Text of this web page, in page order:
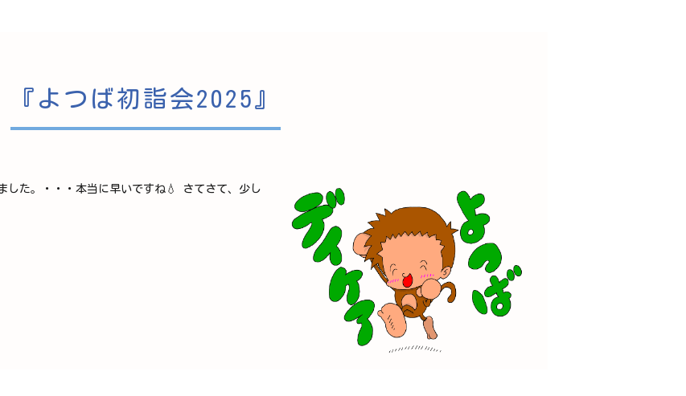
『よつば初詣会2025』
した。・・・本当に早いですね💧 さてさて、少し